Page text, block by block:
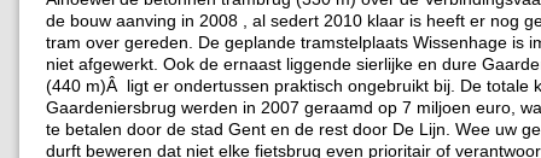
de bouw aanving in 2008 , al sedert 2010 klaar is heeft er nog
tram over gereden. De geplande tramstelplaats Wissenhage is
niet afgewerkt. Ook de ernaast liggende sierlijke en dure
(440 m)Â ligt er ondertussen praktisch ongebruikt bij. De totale
Gaardeniersbrug werden in 2007 geraamd op 7 miljoen euro,
te betalen door de stad Gent en de rest door De Lijn. Wee uw
durft beweren dat niet elke fietsbrug even prioritair of